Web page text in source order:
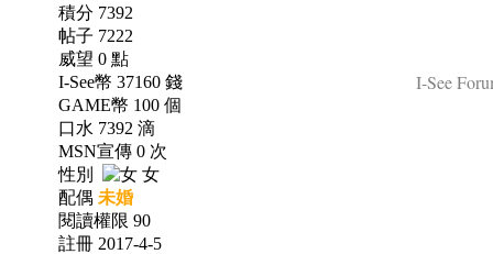
積分 7392
帖子 7222
威望 0 點
I-See幣 37160 錢
GAME幣 100 個
口水 7392 滴
MSN宣傳 0 次
性別
女
配偶 未婚
閱讀權限 90
註冊 2017-4-5
I-See